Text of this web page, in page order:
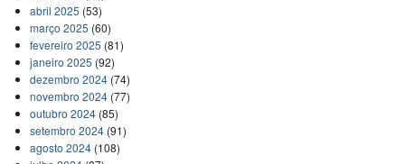
abril 2025 (53)
março 2025 (60)
fevereiro 2025 (81)
janeiro 2025 (92)
dezembro 2024(74)
novembro 2024(77)
outubro 2024(85)
setembro 2024(91)
agosto 2024(108)